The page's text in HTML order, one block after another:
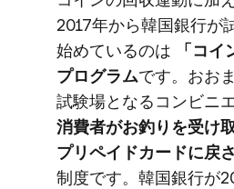
2017年から​韓国銀行が​
始めているのは​
「コ
プログラムです。​おお
試験場と​なる​コンビニ
消費者が​お釣りを​受け
プリペイドカードに​戻
制度です。​韓国銀行が​